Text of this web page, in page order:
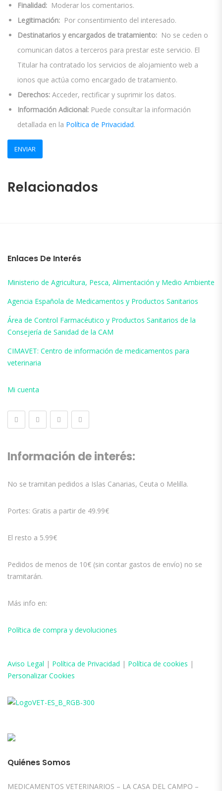
Finalidad: Moderar los comentarios.
Legitimación: Por consentimiento del interesado.
Destinatarios y encargados de tratamiento: No se ceden o
comunican datos a terceros para prestar este servicio. El
Titular ha contratado los servicios de alojamiento web a
ionos que actúa como encargado de tratamiento.
Derechos: Acceder, rectificar y suprimir los datos.
Información Adicional: Puede consultar la información
detallada en la Política de Privacidad.
Relacionados
Enlaces De Interés
Ministerio de Agricultura, Pesca, Alimentación y Medio Ambiente
Agencia Española de Medicamentos y Productos Sanitarios
Área de Control Farmacéutico y Productos Sanitarios de la
Consejería de Sanidad de la CAM
CIMAVET: Centro de información de medicamentos para
veterinaria
Mi cuenta
Información de interés:
No se tramitan pedidos a Islas Canarias, Ceuta o Melilla.
Portes: Gratis a partir de 49.99€
El resto a 5.99€
Pedidos de menos de 10€ (sin contar gastos de envío) no se
tramitarán.
Más info en:
Política de compra y devoluciones
Aviso Legal | Política de Privacidad | Política de cookies |
Personalizar Cookies
Quiénes Somos
MEDICAMENTOS VETERINARIOS – LA CASA DEL CAMPO –